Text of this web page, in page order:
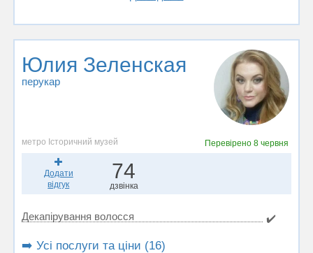
Юлия Зеленская
перукар
метро Історичний музей Перевірено 8 червня
Додати
відгук
74
дзвінка
Декапірування волосся ✔️
➡️ Усі послуги та ціни (16)